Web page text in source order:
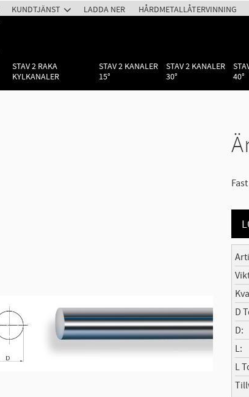
KUNDTJÄNST LADDA NER HÅRDMETALLÅTERVINNING
STAV 2 RAKA
KYLKANALER
STAV 2 KANALER
15°
STAV 2 KANALER
30°
40°
D
D
L
L